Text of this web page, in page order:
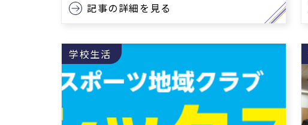
記事の詳細を見る
学校生活